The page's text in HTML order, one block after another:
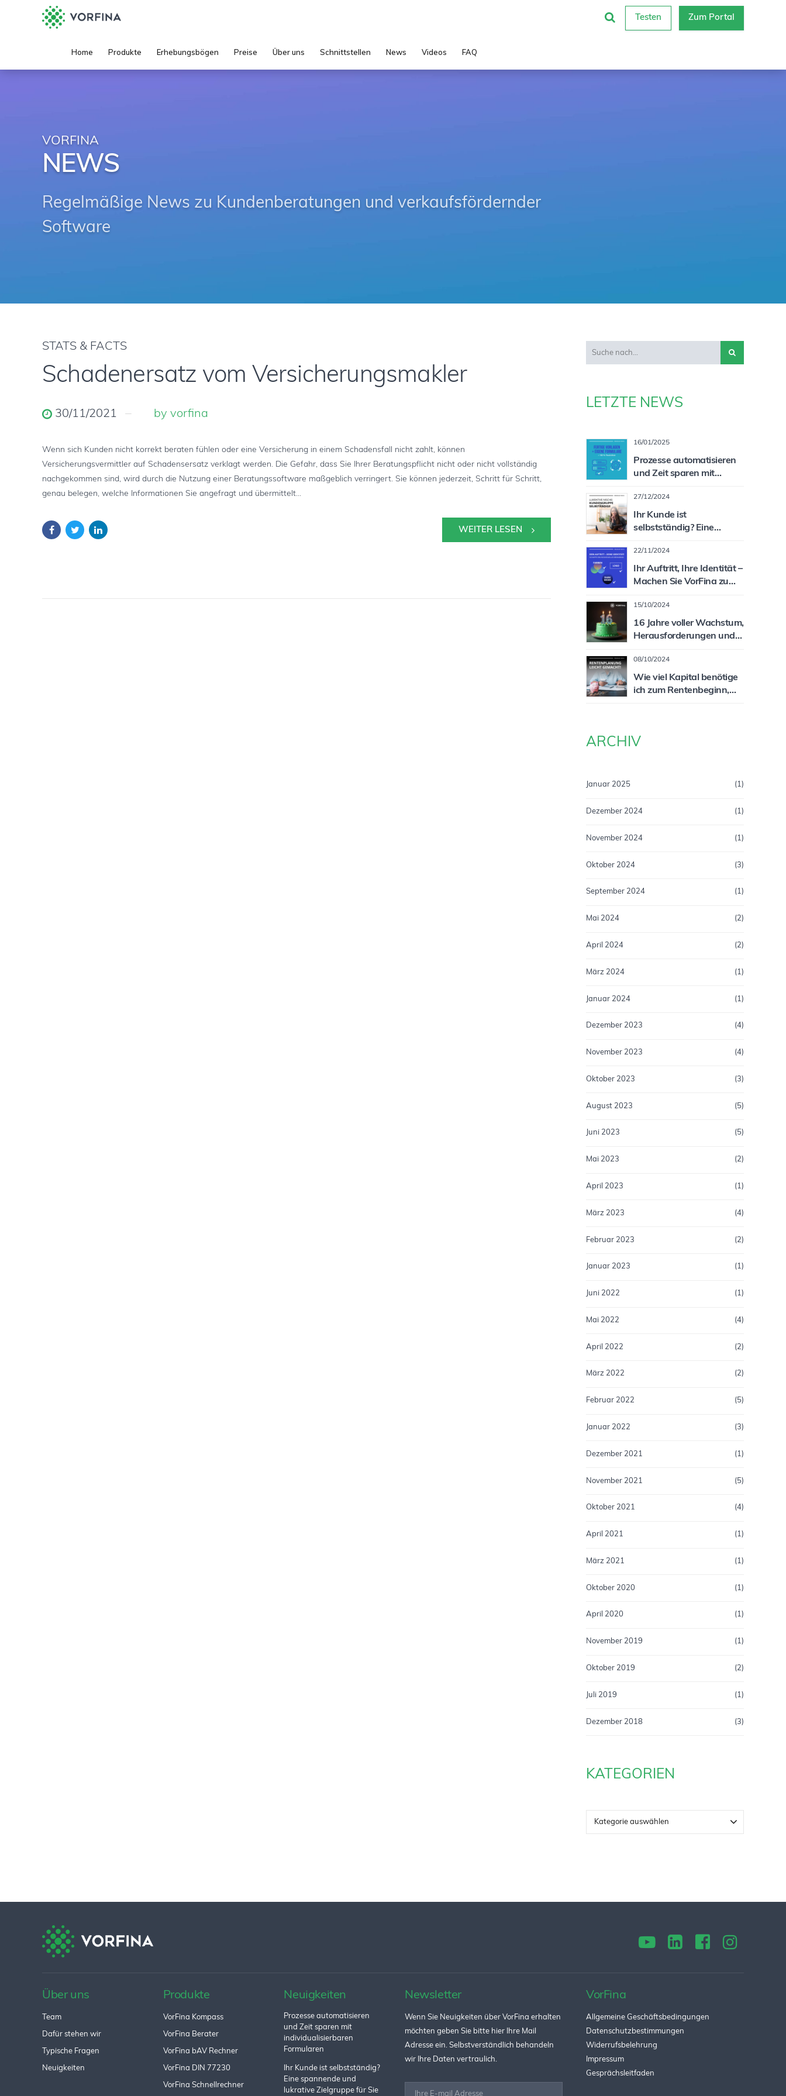
Testen Zum Portal
Home Produkte Erhebungsbögen Preise Über uns Schnittstellen News Videos FAQ
VORFINA
NEWS
Regelmäßige News zu Kundenberatungen und verkaufsfördernder
Software
STATS & FACTS
Schadenersatz vom Versicherungsmakler
30/11/2021 by vorfina
Wenn sich Kunden nicht korrekt beraten fühlen oder eine Versicherung in einem Schadensfall nicht zahlt, können
Versicherungsvermittler auf Schadensersatz verklagt werden. Die Gefahr, dass Sie Ihrer Beratungspflicht nicht oder nicht vollständig
nachgekommen sind, wird durch die Nutzung einer Beratungssoftware maßgeblich verringert. Sie können jederzeit, Schritt für Schritt,
genau belegen, welche Informationen Sie angefragt und übermittelt...
WEITER LESEN
LETZTE NEWS
16/01/2025
Prozesse automatisieren
und Zeit sparen mit
Formularen
27/12/2024
Ihr Kunde ist
selbstständig? Eine
Zielgruppe für Sie als
Vermittler!
22/11/2024
Ihr Auftritt, Ihre Identität –
Machen Sie VorFina zu
15/10/2024
16 Jahre voller Wachstum,
Herausforderungen und
08/10/2024
Wie viel Kapital benötige
ich zum Rentenbeginn,
ARCHIV
Januar 2025 (1)
Dezember 2024 (1)
November 2024 (1)
Oktober 2024 (3)
September 2024 (1)
Mai 2024 (2)
April 2024 (2)
März 2024 (1)
Januar 2024 (1)
Dezember 2023 (4)
November 2023 (4)
Oktober 2023 (3)
August 2023 (5)
Juni 2023 (5)
Mai 2023 (2)
April 2023 (1)
März 2023 (4)
Februar 2023 (2)
Januar 2023 (1)
Juni 2022 (1)
Mai 2022 (4)
April 2022 (2)
März 2022 (2)
Februar 2022 (5)
Januar 2022 (3)
Dezember 2021 (1)
November 2021 (5)
Oktober 2021 (4)
April 2021 (1)
März 2021 (1)
Oktober 2020 (1)
April 2020 (1)
November 2019 (1)
Oktober 2019 (2)
Juli 2019 (1)
Dezember 2018 (3)
KATEGORIEN
Kategorie auswählen
Über uns
Team
Dafür stehen wir
Typische Fragen
Neuigkeiten
Produkte
VorFina Kompass
VorFina Berater
VorFina bAV Rechner
VorFina DIN 77230
VorFina Schnellrechner
Neuigkeiten
Prozesse automatisieren
und Zeit sparen mit
individualisierbaren
Formularen
Ihr Kunde ist selbstständig?
Eine spannende und
lukrative Zielgruppe für Sie
Newsletter
Wenn Sie Neuigkeiten über VorFina erhalten
möchten geben Sie bitte hier Ihre Mail
Adresse ein. Selbstverständlich behandeln
wir Ihre Daten vertraulich.
VorFina
Allgemeine Geschäftsbedingungen
Datenschutzbestimmungen
Widerrufsbelehrung
Impressum
Gesprächsleitfaden